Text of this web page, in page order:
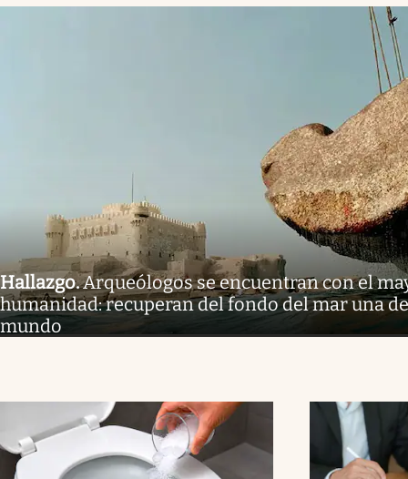
Hallazgo.Arqueólogos se encuentran con el
humanidad: recuperan del fondo del mar una
mundo